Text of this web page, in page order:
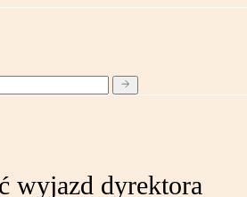
wyjazd dyrektora